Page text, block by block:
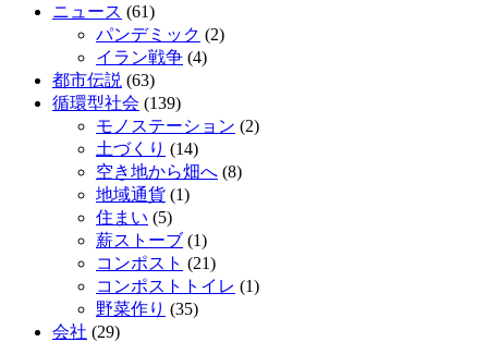
ニュース (61)
パンデミック (2)
イラン戦争 (4)
都市伝説 (63)
循環型社会 (139)
モノステーション (2)
土づくり (14)
空き地から畑へ (8)
地域通貨 (1)
住まい (5)
薪ストーブ (1)
コンポスト (21)
コンポストトイレ (1)
野菜作り (35)
会社 (29)